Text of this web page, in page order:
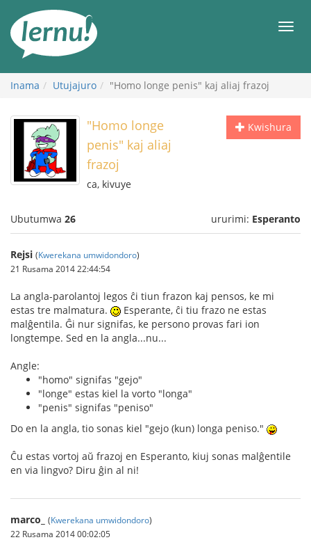
rupapuro
rw'ibirimwo
Inama Utujajuro "Homo longe penis" kaj aliaj frazoj
Kwishura
"Homo longe
penis" kaj aliaj
frazoj
ca, kivuye
Ubutumwa 26 ururimi: Esperanto
Rejsi (Kwerekana umwidondoro)
21 Rusama 2014 22:44:54
La angla-parolantoj legos ĉi tiun frazon kaj pensos, ke mi
estas tre malmatura.
Esperante, ĉi tiu frazo ne estas
malĝentila. Ĝi nur signifas, ke persono provas fari ion
longtempe. Sed en la angla...nu...
Angle:
"homo" signifas "gejo"
"longe" estas kiel la vorto "longa"
"penis" signifas "peniso"
Do en la angla, tio sonas kiel "gejo (kun) longa peniso."
Ĉu estas vortoj aŭ frazoj en Esperanto, kiuj sonas malĝentile
en via lingvo? Diru ĝin al ni!
marco_ (Kwerekana umwidondoro)
22 Rusama 2014 00:02:05